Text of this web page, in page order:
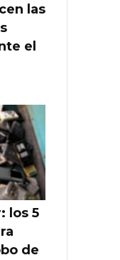
las
el
los 5
de